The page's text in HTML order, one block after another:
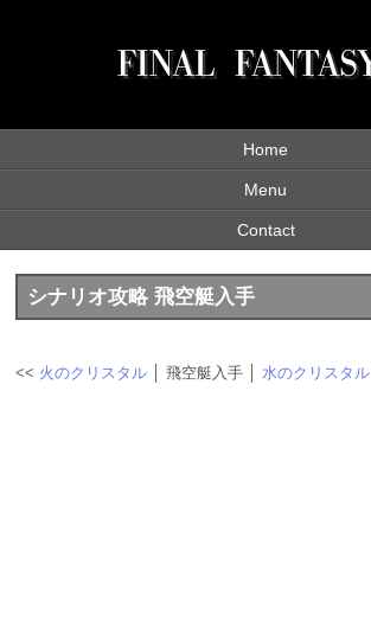
Home
Menu
Contact
シナリオ攻略 飛空艇入手
<< 火のクリスタル │ 飛空艇入手 │水のクリスタル